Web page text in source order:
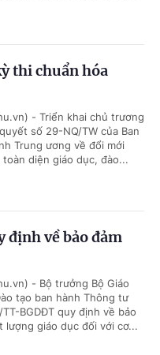
thi chuẩn hóa
- Triển khai chủ trương
số 29-NQ/TW của Ban
Trung ương về đổi mới
toàn diện giáo dục, đào...
định về bảo đảm
- Bộ trưởng Bộ Giáo
tạo ban hành Thông tư
BGDĐT quy định về bảo
lượng giáo dục đối với cơ...